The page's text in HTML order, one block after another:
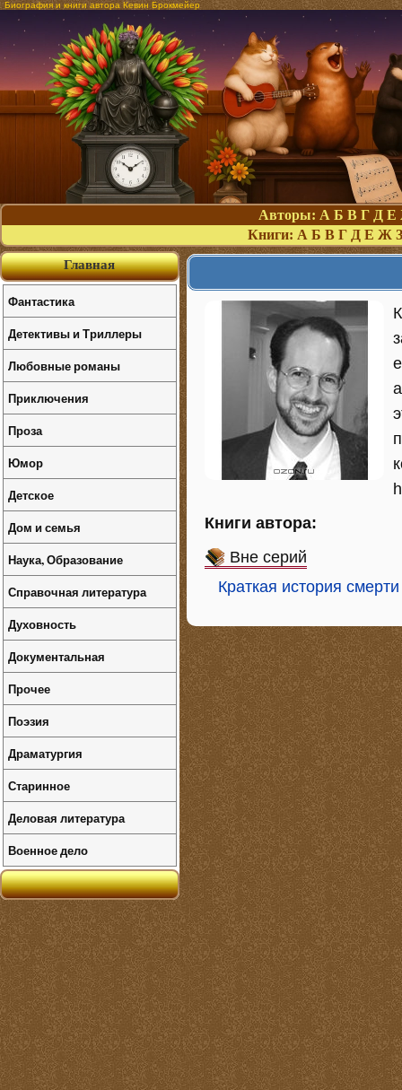
Биография и книги автора Кевин Брокмейер
Авторы: А Б В Г Д Е
Книги: А Б В Г Д Е Ж З
Книги автора:
Вне серий
Краткая история смерти
Главная
Фантастика
Детективы и Триллеры
Любовные романы
Приключения
Проза
Юмор
Детское
Дом и семья
Наука, Образование
Справочная литература
Духовность
Документальная
Прочее
Поэзия
Драматургия
Старинное
Деловая литература
Военное дело